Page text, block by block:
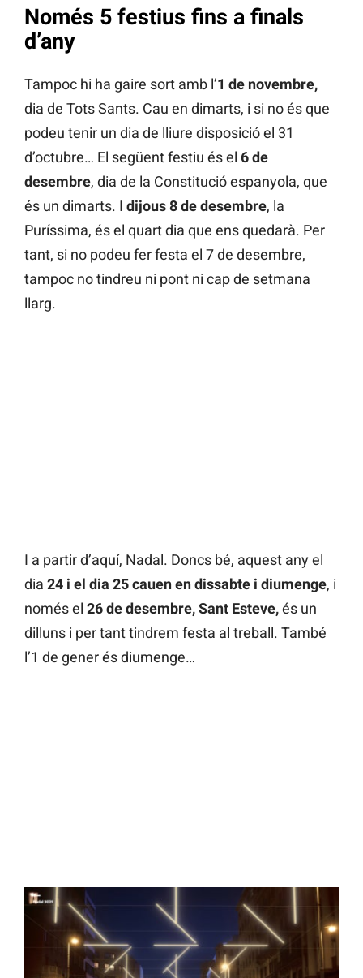
Només 5 festius fins a finals
d’any
Tampoc hi ha gaire sort amb l’1 de novembre,
dia de Tots Sants. Cau en dimarts, i si no és que
podeu tenir un dia de lliure disposició el 31
d’octubre… El següent festiu és el 6 de
desembre, dia de la Constitució espanyola, que
és un dimarts. I dijous 8 de desembre, la
Puríssima, és el quart dia que ens quedarà. Per
tant, si no podeu fer festa el 7 de desembre,
tampoc no tindreu ni pont ni cap de setmana
llarg.
I a partir d’aquí, Nadal. Doncs bé, aquest any el
dia 24 i el dia 25 cauen en dissabte i diumenge, i
només el 26 de desembre, Sant Esteve,és un
dilluns i per tant tindrem festa al treball. També
l’1 de gener és diumenge…